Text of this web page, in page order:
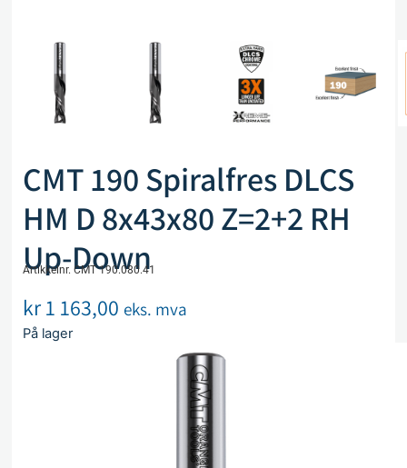
CMT 190 Spiralfres DLCS
HM D 8x43x80 Z=2+2 RH
Up-Down
Artikkelnr. CMT 190.080.41
kr1 163,00 eks. mva
På lager
Legg i handlekurv
Sammenlign
Legg i ønskeliste